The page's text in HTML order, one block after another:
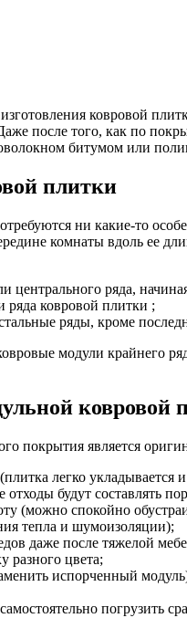
ковровой
после того, как по
битумом или
плитки
ни какие-то
комнаты вдоль ее
центрального ряда,
ряда ковровой плитки ;
ряды, кроме
модули крайнего
ковровой
покрытия является
легко
будут составлять
(можно спокойно
тепла и шумоизоляции);
даже после тяжелой
разного цвета;
испорченный
погрузить